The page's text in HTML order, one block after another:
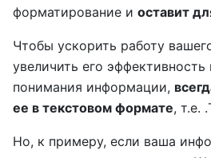
форматирование и оставит
Чтобы ускорить работу
увеличить его эффективность
понимания информации,
ее в текстовом формате, т.е.
Но, к примеру, если ваша